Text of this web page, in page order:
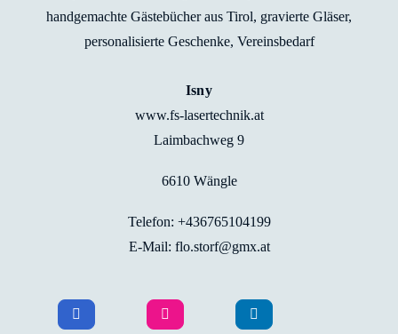
handgemachte Gästebücher aus Tirol, gravierte Gläser,
personalisierte Geschenke, Vereinsbedarf
Isny
www.fs-lasertechnik.at
Laimbachweg 9
6610 Wängle
Telefon: +436765104199
E-Mail: flo.storf@gmx.at